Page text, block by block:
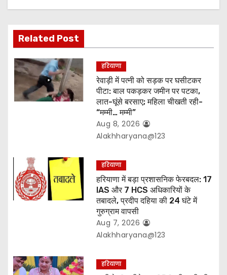
a
t
i
o
n
Related Post
हरियाणा
रेवाड़ी में पत्नी को सड़क पर घसीटकर
पीटा: बाल पकड़कर जमीन पर पटका,
लात-घूंसे बरसाए; महिला चीखती रही-
“मम्मी… मम्मी”
Aug 8, 2026
Alakhharyana@123
हरियाणा
हरियाणा में बड़ा प्रशासनिक फेरबदल: 17
IAS और 7 HCS अधिकारियों के
तबादले, प्रदीप दहिया की 24 घंटे में
गुरुग्राम वापसी
Aug 7, 2026
Alakhharyana@123
हरियाणा